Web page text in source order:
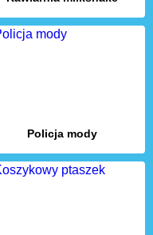
Policja mody